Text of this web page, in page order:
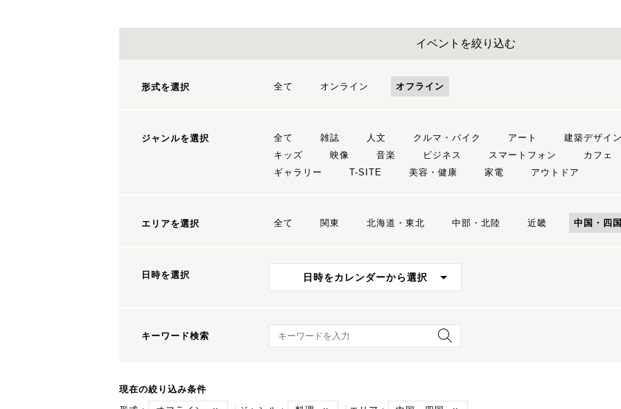
イベントを絞り込む
形式を選択 全て オンライン オフライン
ジャンルを選択 全て 雑誌 人文 クルマ・バイク アート 建築デザイン
キッズ
映像 音楽 ビジネス スマートフォン カフェ
ギャラリー
T-SITE 美容・健康 家電 アウトドア
エリアを選択 全て 関東 北海道・東北 中部・北陸 近畿 中国・四国
日時を選択 日時をカレンダーから選択
キーワード検索 キーワード検索
現在の絞り込み条件